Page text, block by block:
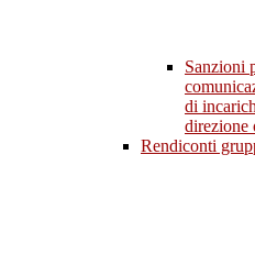
Sanzioni
di
direzione
Rendiconti